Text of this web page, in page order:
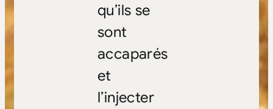
qu’ils se
sont
accaparés
et
l’injecter